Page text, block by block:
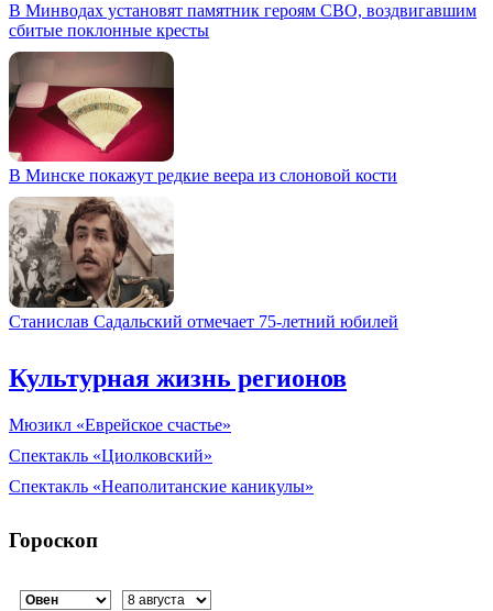
В Минводах установят памятник героям СВО, воздвигавшим
сбитые поклонные кресты
В Минске покажут редкие веера из слоновой кости
Станислав Садальский отмечает 75-летний юбилей
Культурная жизнь регионов
Мюзикл «Еврейское счастье»
Спектакль «Циолковский»
Спектакль «Неаполитанские каникулы»
Гороскоп